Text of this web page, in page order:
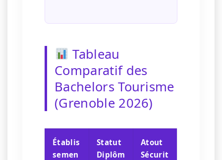
Tableau
Comparatif des
Bachelors Tourisme
(Grenoble 2026)
Établis
semen
Statut
Diplôm
Atout
Sécurit